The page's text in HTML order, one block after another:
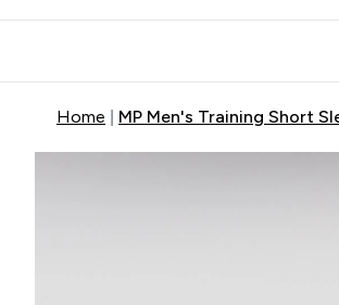
Home MP Men's Training Short